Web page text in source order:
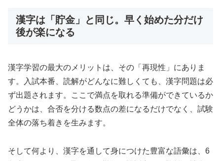
漢字は「貯金」と同じ。早く始めた分だけ
後が楽になる
漢字学習の最大のメリットは、その「再現性」にありま
す。入試本番、読解がどんなに難しくても、漢字問題は必
ず出題されます。ここで満点を取れる準備ができているか
どうかは、合否を分ける数点の差になるだけでなく、試験
全体の落ち着きを生みます。
そして何より、漢字を通して身につけた豊富な語彙は、6